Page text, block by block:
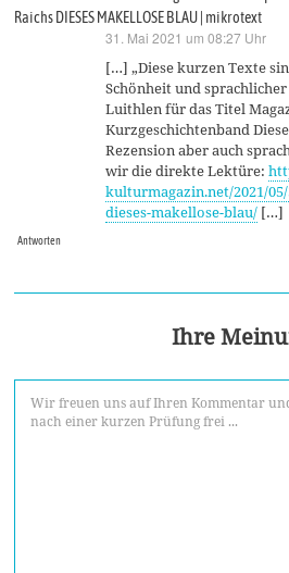
Raichs DIESES MAKELLOSE BLAU | mikrotext
31. Mai 2021 um 08:27 Uhr
[…] „Diese kurzen Texte
Schönheit und
Luithlen für das Titel
Kurzgeschichtenband
Rezension aber auch
wir die direkte Lektüre:
kulturmagazin.net/2021/
dieses-makellose-blau/ […]
Antworten
Ihre